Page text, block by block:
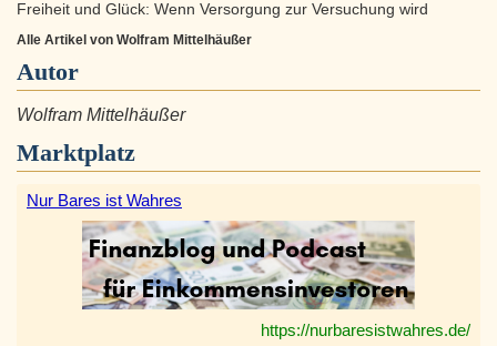
Freiheit und Glück: Wenn Versorgung zur Versuchung wird
Alle Artikel von Wolfram Mittelhäußer
Autor
Wolfram Mittelhäußer
Marktplatz
Nur Bares ist Wahres
https://nurbaresistwahres.de/